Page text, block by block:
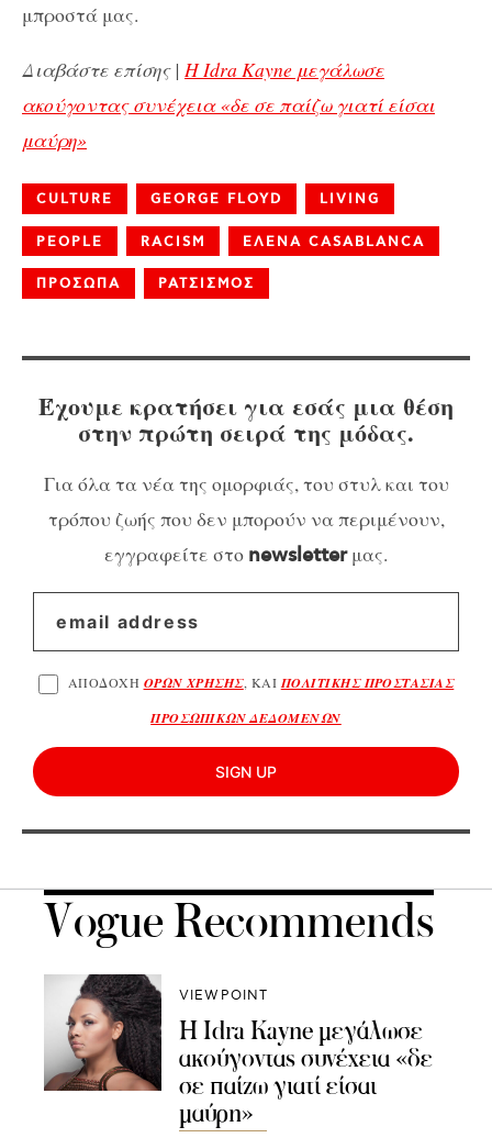
μπροστά μας.
Διαβάστε επίσης | Η Idra Kayne μεγάλωσε
ακούγοντας συνέχεια «δε σε παίζω γιατί είσαι
μαύρη»
CULTURE GEORGE FLOYD LIVING
PEOPLE RACISM ΕΛΕΝΑ CASABLANCA
ΠΡΟΣΩΠΑ ΡΑΤΣΙΣΜΟΣ
Έχουμε κρατήσει για εσάς μια θέση
στην πρώτη σειρά της μόδας.
Για όλα τα νέα της ομορφιάς, του στυλ και του
τρόπου ζωής που δεν μπορούν να περιμένουν,
εγγραφείτε στο newsletterμας.
ΑΠΟΔΟΧΗ ΟΡΩΝ ΧΡΗΣΗΣ, ΚΑΙ ΠΟΛΙΤΙΚΗΣ ΠΡΟΣΤΑΣΙΑΣ
ΠΡΟΣΩΠΙΚΩΝ ΔΕΔΟΜΕΝΩΝ
SIGN UP
Vogue Recommends
VIEWPOINT
Η Idra Kayne μεγάλωσε
ακούγοντας συνέχεια «δε
σε παίζω γιατί είσαι
μαύρη»